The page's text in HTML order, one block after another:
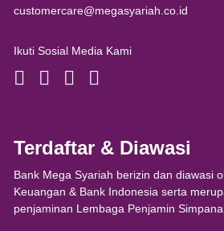
customercare@megasyariah.co.id
Ikuti Sosial Media Kami
Terdaftar & Diawasi
Bank Mega Syariah berizin dan diawasi
Keuangan & Bank Indonesia serta
penjaminan Lembaga Penjamin